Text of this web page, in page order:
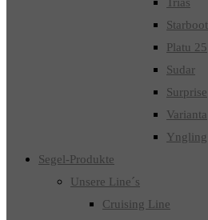
Starboot
Platu 25
Sudar
Surprise
Varianta
Yngling
Segel-Produkte
Unsere Line´s
Cruising Line